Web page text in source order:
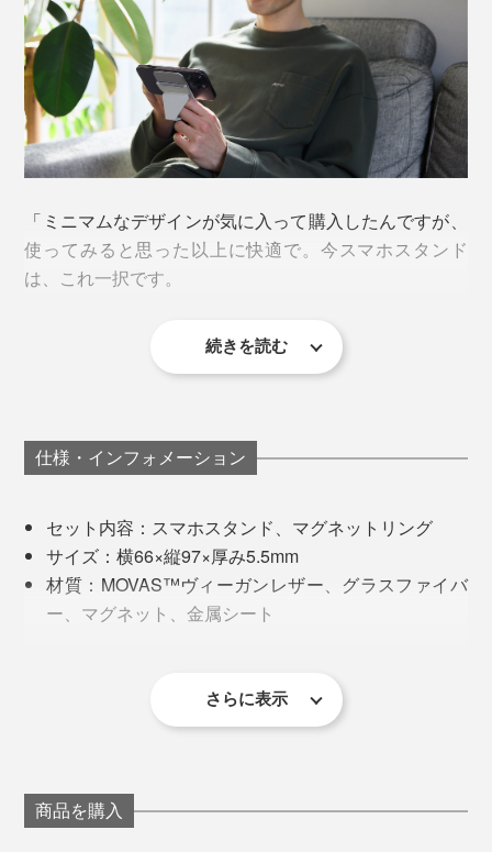
ここに名刺を潜ませておけば、急な名刺交換の際に慌て
る必要もなく便利。忘れがちなジムやスタジオの会員証
なども、スマホと一緒にスマートに持ち歩けます。
すいため、長期保存はおすすめしません。
※カードを取り出さずにICタッチすることはできません。
※新品状態ではポケットスペースが硬いため、馴染むまではカード1枚での収納を
おすすめします。
人体への悪影響が懸念されるジメチルホルムアミドを一
切使用していない、環境にも人にも優しい素材です。
極薄ノートPCスタンドの構造をスマホに応用した本
勢・動作が変わるはず。
『MOFT』とは“ Mobile Office for Travellers（旅行者のた
めのモバイルオフィス）”の略。
カフェや空港、公園、旅先……どこでも自由にワークス
ペースをつくれるよう考えぬかれた“快適”を、ぜひスマ
「ミニマムなデザインが気に入って購入したんですが、
使ってみると思った以上に快適で。今スマホスタンド
は、これ一択です。
ひとつは手で持つとき。横画面でゲームしたり動画を見
むのが抜群にいい。画面も見やすくて、誤操作も防げま
す。
スタンドが手のひらの代わりになってくれる感覚という
か。安定感があって、スマホの重さを感じにくい。電車
の中でもめっちゃラクですよ。
続きを読む
仕様・インフォメーション
セット内容：スマホスタンド、マグネットリング
サイズ：横66×縦97×厚み5.5mm
材質：MOVAS™ヴィーガンレザー、グラスファイバ
ー、マグネット、金属シート
さらに表示
商品を購入